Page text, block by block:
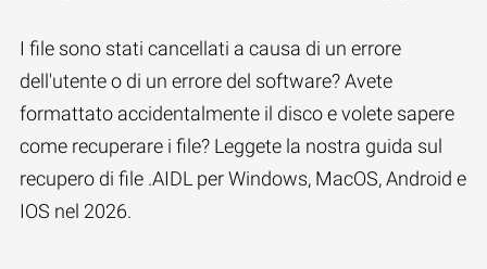
I file sono stati cancellati a causa di un errore
dell'utente o di un errore del software? Avete
formattato accidentalmente il disco e volete sapere
come recuperare i file? Leggete la nostra guida sul
recupero di file .AIDL per Windows, MacOS, Android e
IOS nel 2026.